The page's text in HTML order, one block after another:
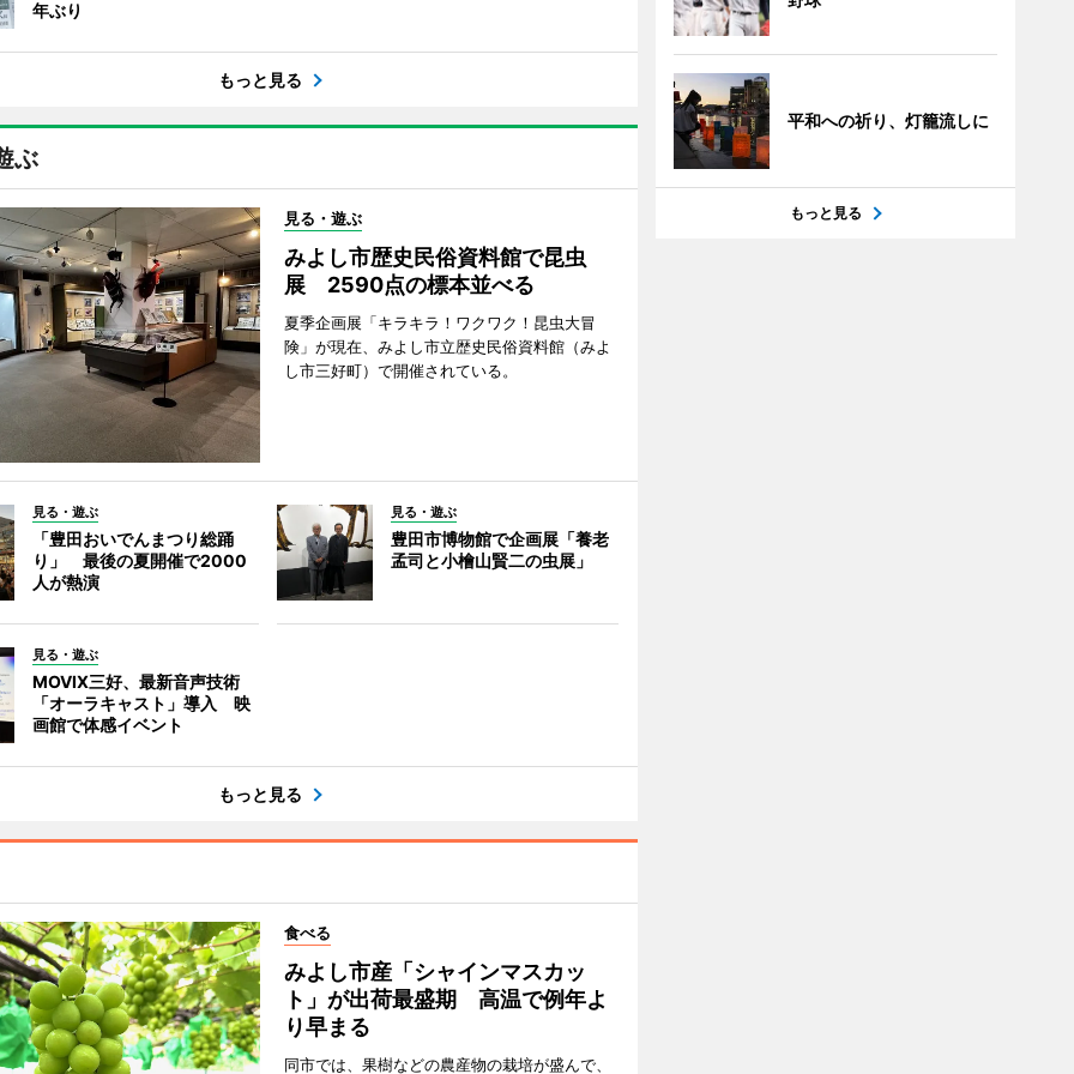
年ぶり
もっと見る
ぶ
見る・遊ぶ
みよし市歴史民俗資料館で昆虫
展 2590点の標本並べる
夏季企画展「キラキラ！ワクワク！昆虫大冒
険」が現在、みよし市立歴史民俗資料館（みよ
し市三好町）で開催されている。
見る・遊ぶ
「豊田おいでんまつり総踊
り」 最後の夏開催で2000
人が熱演
見る・遊ぶ
豊田市博物館で企画展「養老
孟司と小檜山賢二の虫展」
見る・遊ぶ
MOVIX三好、最新音声技術
「オーラキャスト」導入 映
画館で体感イベント
もっと見る
食べる
みよし市産「シャインマスカッ
ト」が出荷最盛期 高温で例年よ
り早まる
同市では、果樹などの農産物の栽培が盛んで、
平和への祈り、灯籠流しに
もっと見る